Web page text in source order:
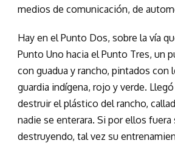
medios de comunicación, de
Hay en el Punto Dos, sobre la vía
Punto Uno hacia el Punto Tres, un
con guadua y rancho, pintados con
guardia indígena, rojo y verde.
destruir el plástico del rancho,
nadie se enterara. Si por ellos fuera
destruyendo, tal vez su